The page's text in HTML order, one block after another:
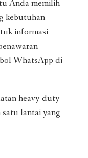
Anda memilih
kebutuhan
informasi
WhatsApp di
heavy-duty
lantai yang